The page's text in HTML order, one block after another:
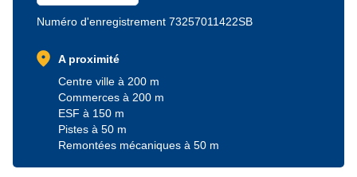
Numéro d'enregistrement 73257011422SB
location_on
A proximité
Centre ville à 200 m
Commerces à 200 m
ESF à 150 m
Pistes à 50 m
Remontées mécaniques à 50 m